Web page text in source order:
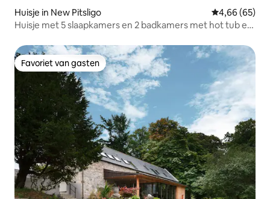
Huisje in New Pitsligo Gemiddelde
4,66 (65)
Huisje met 5 slaapkamers en 2 badkamers met hot tub en
Favoriet van gasten
Favoriet van gasten